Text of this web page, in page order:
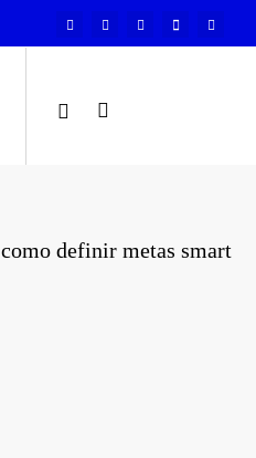
como definir metas smart